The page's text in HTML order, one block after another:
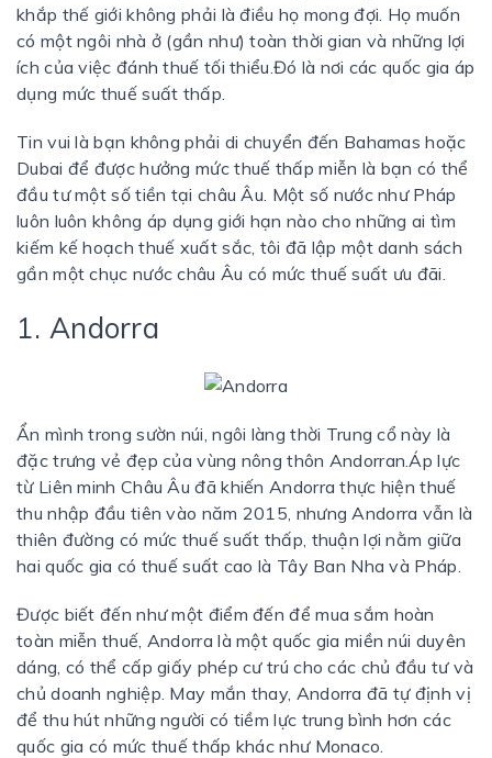
khắp thế giới không phải là điều họ mong đợi. Họ muốn
có một ngôi nhà ở (gần như) toàn thời gian và những lợi
ích của việc đánh thuế tối thiểu.Đó là nơi các quốc gia áp
dụng mức thuế suất thấp.
Tin vui là bạn không phải di chuyển đến Bahamas hoặc
Dubai để được hưởng mức thuế thấp miễn là bạn có thể
đầu tư một số tiền tại châu Âu. Một số nước như Pháp
luôn luôn không áp dụng giới hạn nào cho những ai tìm
kiếm kế hoạch thuế xuất sắc, tôi đã lập một danh sách
gần một chục nước châu Âu có mức thuế suất ưu đãi.
1. Andorra
Ẩn mình trong sườn núi, ngôi làng thời Trung cổ này là
đặc trưng vẻ đẹp của vùng nông thôn Andorran.Áp lực
từ Liên minh Châu Âu đã khiến Andorra thực hiện thuế
thu nhập đầu tiên vào năm 2015, nhưng Andorra vẫn là
thiên đường có mức thuế suất thấp, thuận lợi nằm giữa
hai quốc gia có thuế suất cao là Tây Ban Nha và Pháp.
Được biết đến như một điểm đến để mua sắm hoàn
toàn miễn thuế, Andorra là một quốc gia miền núi duyên
dáng, có thể cấp giấy phép cư trú cho các chủ đầu tư và
chủ doanh nghiệp. May mắn thay, Andorra đã tự định vị
để thu hút những người có tiềm lực trung bình hơn các
quốc gia có mức thuế thấp khác như Monaco.